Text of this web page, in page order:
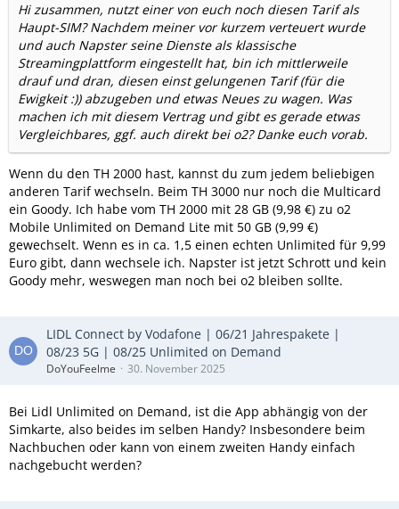
Hi zusammen, nutzt einer von euch noch diesen Tarif als
Haupt-SIM? Nachdem meiner vor kurzem verteuert wurde
und auch Napster seine Dienste als klassische
Streamingplattform eingestellt hat, bin ich mittlerweile
drauf und dran, diesen einst gelungenen Tarif (für die
Ewigkeit :)) abzugeben und etwas Neues zu wagen. Was
machen ich mit diesem Vertrag und gibt es gerade etwas
Vergleichbares, ggf. auch direkt bei o2? Danke euch vorab.
Wenn du den TH 2000 hast, kannst du zum jedem beliebigen
anderen Tarif wechseln. Beim TH 3000 nur noch die Multicard
ein Goody. Ich habe vom TH 2000 mit 28 GB (9,98 €) zu o2
Mobile Unlimited on Demand Lite mit 50 GB (9,99 €)
gewechselt. Wenn es in ca. 1,5 einen echten Unlimited für 9,99
Euro gibt, dann wechsele ich. Napster ist jetzt Schrott und kein
Goody mehr, weswegen man noch bei o2 bleiben sollte.
LIDL Connect by Vodafone | 06/21 Jahrespakete |
08/23 5G | 08/25 Unlimited on Demand
DoYouFeelme 30. November 2025
Bei Lidl Unlimited on Demand, ist die App abhängig von der
Simkarte, also beides im selben Handy? Insbesondere beim
Nachbuchen oder kann von einem zweiten Handy einfach
nachgebucht werden?